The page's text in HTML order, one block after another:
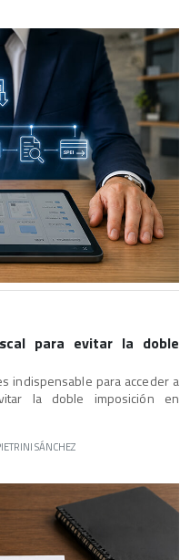
para evitar la doble
indispensable para acceder a
la doble imposición en
SÁNCHEZ